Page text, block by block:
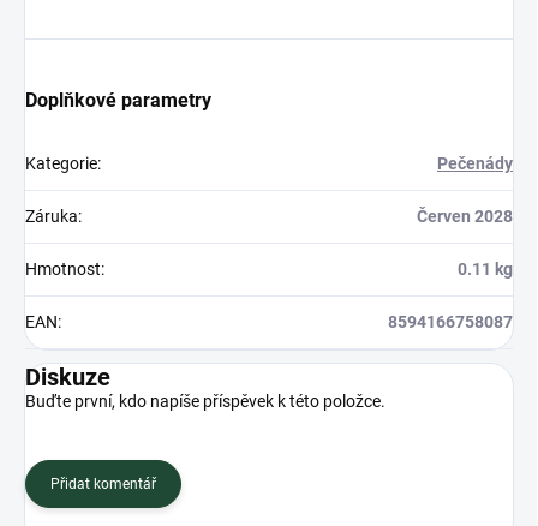
Doplňkové parametry
Kategorie: Pečenády
Záruka: Červen 2028
Hmotnost: 0.11 kg
EAN: 8594166758087
Diskuze
Buďte první, kdo napíše příspěvek k této položce.
Přidat komentář